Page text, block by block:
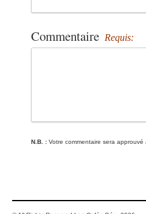
Commentaire Requis:
N.B. : Votre commentaire sera approuvé